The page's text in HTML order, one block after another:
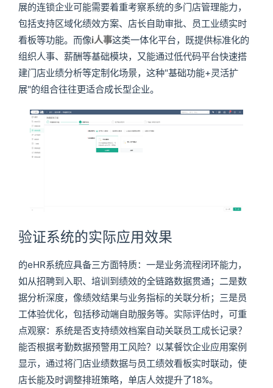
展的连锁企业可能需要着重考察系统的多门店管理能力，
包括支持区域化绩效方案、店长自助审批、员工业绩实时
看板等功能。而像i人事这类一体化平台，既提供标准化的
组织人事、薪酬等基础模块，又能通过低代码平台快速搭
建门店业绩分析等定制化场景，这种"基础功能+灵活扩
展"的组合往往更适合成长型企业。
验证系统的实际应用效果
的eHR系统应具备三方面特质：一是业务流程闭环能力，
如从招聘到入职、培训到绩效的全链路数据贯通；二是数
据分析深度，像绩效结果与业务指标的关联分析；三是员
工体验优化，包括移动端自助服务等。实际评估时，可重
点观察：系统是否支持绩效档案自动关联员工成长记录？
能否根据考勤数据预警用工风险？以某餐饮企业应用案例
显示，通过将门店业绩数据与员工绩效看板实时联动，使
店长能及时调整排班策略，单店人效提升了18%。